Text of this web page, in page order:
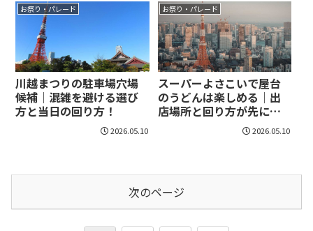
お祭り・パレード
川越まつりの駐車場穴場
候補｜混雑を避ける選び
方と当日の回り方！
2026.05.10
お祭り・パレード
スーパーよさこいで屋台
のうどんは楽しめる｜出
店場所と回り方が先にわ
2026.05.10
次のページ